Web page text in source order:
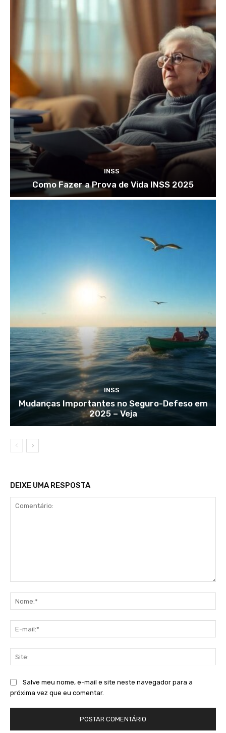
INSS
Como Fazer a Prova de Vida INSS 2025
INSS
Mudanças Importantes no Seguro-Defeso em
2025 – Veja
DEIXE UMA RESPOSTA
Salve meu nome, e-mail e site neste navegador para a
próxima vez que eu comentar.